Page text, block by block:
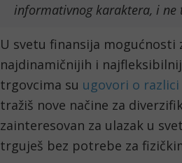
informativnog karaktera, i
U svetu finansija mogućnosti
najdinamičnijih i
trgovcima su ugovori o razlici
tražiš nove načine za
zainteresovan za ulazak u
trguješ bez potrebe za